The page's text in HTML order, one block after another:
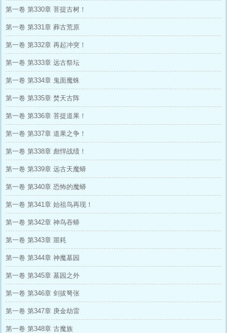
第一卷 第330章 菩提古树！
第一卷 第331章 葬古荒原
第一卷 第332章 再起冲突！
第一卷 第333章 远古祭坛
第一卷 第334章 鬼面魔蛛
第一卷 第335章 焚天古阵
第一卷 第336章 菩提道果！
第一卷 第337章 道果之争！
第一卷 第338章 彪悍战绩！
第一卷 第339章 远古天魔蟒
第一卷 第340章 恐怖的魔蟒
第一卷 第341章 始祖鸟再现！
第一卷 第342章 神鸟吞蟒
第一卷 第343章 噩耗
第一卷 第344章 神魔墓园
第一卷 第345章 墓园之外
第一卷 第346章 剑拔弩张
第一卷 第347章 庚金劫雷
第一卷 第348章 古魔族